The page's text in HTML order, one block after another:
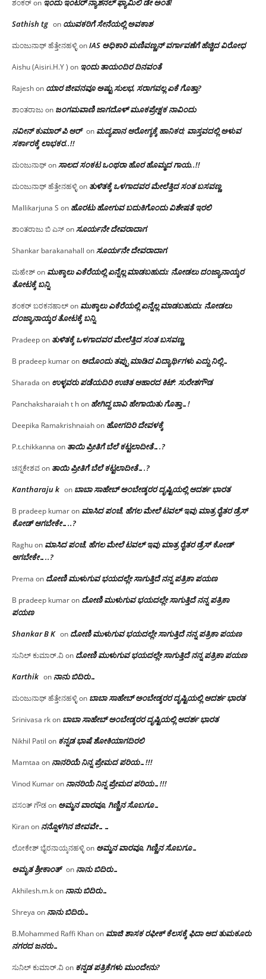
ಶಂಕರ್on ಇಂದು ಇಂಟರ್ ನ್ಯಾಶನಲ್ ಫ್ಯಾಮಿಲಿ ಡೇ ಅಂತೆ!
Sathish tg on ಯುವಕರಿಗೆ ಸೇನೆಯಲ್ಲಿ ಅವಕಾಶ
ಮಂಜುನಾಥ್ ಹೆತ್ತೇನಹಳ್ಳಿonIAS ಅಧಿಕಾರಿ ಮಣಿವಣ್ಣನ್ ವರ್ಗಾವಣೆಗೆ ಹೆಚ್ಚಿದ‌ ವಿರೋಧ
Aishu (Aisiri.H.Y ) on ಇಂದು ತಾಯಂದಿರ ದಿನವಂತೆ
Rajeshon ಯಾರ ಜೀವನವೂ ಅಷ್ಟು ಸುಲಭ, ಸರಾಗವಲ್ಲ ಏಕೆ ಗೊತ್ತಾ?
ಶಾಂತರಾಜುon ಜಂಗಮವಾಣಿ ಜಾಗದೊಳ್ ಮೂಕಪ್ರೇಕ್ಷಕ ನಾವಿಂದು
ನವೀನ್ ಕುಮಾರ್ ಪಿ ಆರ್ on ಮದ್ಯಪಾನ ಆರೋಗ್ಯಕ್ಕೆ ಹಾನಿಕರ; ವಾಸ್ತವದಲ್ಲಿ ಅಳುವ
ಸರ್ಕಾರಕ್ಕೆ ಲಾಭಕರ..!!
ಮಂಜುನಾಥ್onಸಾಲದ ಸಂಕಟ ಒಂಥರಾ ಹೊರ ಹೊಮ್ಮದ ಗಾಯ..!!
ಮಂಜುನಾಥ್ ಹೆತ್ತೇನಹಳ್ಳಿon ತುಳಿತಕ್ಕೆ ಒಳಗಾದವರ ಮೇಲೆತ್ತಿದ ಸಂತ ಬಸವಣ್ಣ
Mallikarjuna S on ಹೊರಟು ಹೋಗುವ ಬದುಕಿಗೊಂದು ವಿಶೇಷತೆ ಇರಲಿ
ಶಾಂತರಾಜು ಬಿ ಎಸ್onಸೂರ್ಯನೇ ದೇವರಾದಾಗ
Shankar barakanahall onಸೂರ್ಯನೇ ದೇವರಾದಾಗ
ಮಹೇಶ್on ಮುಕ್ಕಾಲು ಎಕೆರೆಯಲ್ಲಿ ಏನ್ನೆಲ್ಲ‌ ಮಾಡಬಹುದು: ನೋಡಲು ದಂಜ್ಯಾನಾಯ್ಕರ
ತೋಟಕ್ಕೆ ಬನ್ನಿ
ಶಂಕರ್ ಬರಕನಹಾಲ್on ಮುಕ್ಕಾಲು ಎಕೆರೆಯಲ್ಲಿ ಏನ್ನೆಲ್ಲ‌ ಮಾಡಬಹುದು: ನೋಡಲು
ದಂಜ್ಯಾನಾಯ್ಕರ ತೋಟಕ್ಕೆ ಬನ್ನಿ
Pradeepon ತುಳಿತಕ್ಕೆ ಒಳಗಾದವರ ಮೇಲೆತ್ತಿದ ಸಂತ ಬಸವಣ್ಣ
B pradeep kumaron ಅದೊಂದು ತಪ್ಪು ಮಾಡಿದ ವಿದ್ಯಾರ್ಥಿಗಳು ಎದ್ದು ನಿಲ್ಲಿ…
Sharada on ಉಳ್ಳವರು ಪಡೆಯದಿರಿ ಉಚಿತ ಆಹಾರದ ಕಿಟ್: ಸುರೇಶಗೌಡ
Panchaksharaiah t hon ಹೇಗಿದ್ದ ಬಾವಿ ಹೇಗಾಯಿತು ಗೊತ್ತಾ…!
Deepika Ramakrishnaiahon ಹೋಗದಿರಿ ದೇವಳಕ್ಕೆ
P.t.chikkanna on ತಾಯಿ ಪ್ರೀತಿಗೆ ಬೆಲೆ ಕಟ್ಟಲಾದೀತೆ….?
ಚನ್ನಕೇಶವon ತಾಯಿ ಪ್ರೀತಿಗೆ ಬೆಲೆ ಕಟ್ಟಲಾದೀತೆ….?
Kantharaju k on ಬಾಬಾ ಸಾಹೇಬ್ ಅಂಬೇಡ್ಕರರ ದೃಷ್ಟಿಯಲ್ಲಿ ಆದರ್ಶ ಭಾರತ
B pradeep kumaron ಮಾಸಿದ ಪಂಚೆ, ಹೆಗಲ ಮೇಲೆ ಟವಲ್‌ ಇವು ಮಾತ್ರ ರೈತರ ಡ್ರೆಸ್‌
ಕೋಡ್ ಆಗಬೇಕೇ…..?‌
Raghuon ಮಾಸಿದ ಪಂಚೆ, ಹೆಗಲ ಮೇಲೆ ಟವಲ್‌ ಇವು ಮಾತ್ರ ರೈತರ ಡ್ರೆಸ್‌ ಕೋಡ್
ಆಗಬೇಕೇ…..?‌
Prema on ದೋಣಿ ಮುಳುಗುವ ಭಯದಲ್ಲೇ ಸಾಗುತ್ತಿದೆ ನನ್ನ ಪತ್ರಿಕಾ ಪಯಣ
B pradeep kumaron ದೋಣಿ ಮುಳುಗುವ ಭಯದಲ್ಲೇ ಸಾಗುತ್ತಿದೆ ನನ್ನ ಪತ್ರಿಕಾ
ಪಯಣ
Shankar B K on ದೋಣಿ ಮುಳುಗುವ ಭಯದಲ್ಲೇ ಸಾಗುತ್ತಿದೆ ನನ್ನ ಪತ್ರಿಕಾ ಪಯಣ
ಸುನಿಲ್ ಕುಮಾರ್.ವಿon ದೋಣಿ ಮುಳುಗುವ ಭಯದಲ್ಲೇ ಸಾಗುತ್ತಿದೆ ನನ್ನ ಪತ್ರಿಕಾ ಪಯಣ
Karthik on ನಾನು ಬಿದಿರು…
ಮಂಜುನಾಥ್ ಹೆತ್ತೇನಹಳ್ಳಿon ಬಾಬಾ ಸಾಹೇಬ್ ಅಂಬೇಡ್ಕರರ ದೃಷ್ಟಿಯಲ್ಲಿ ಆದರ್ಶ ಭಾರತ
Srinivasa rkon ಬಾಬಾ ಸಾಹೇಬ್ ಅಂಬೇಡ್ಕರರ ದೃಷ್ಟಿಯಲ್ಲಿ ಆದರ್ಶ ಭಾರತ
Nikhil Patil on ಕನ್ನಡ ಭಾಷೆ ಶೋಕಿಯಾಗದಿರಲಿ
Mamtaa on ನಾನರಿಯೆ ನಿನ್ನ ಪ್ರೇಮದ ಪರಿಯ…!!!
Vinod Kumaron ನಾನರಿಯೆ ನಿನ್ನ ಪ್ರೇಮದ ಪರಿಯ…!!!
ವಸಂತ್ ಗೌಡon ಅಮ್ಮನ ವಾರವೂ, ಗಿಣ್ಣಿನ ಸೊಬಗೂ…
Kiranon ನನ್ನೊಳಗಿನ ಜೀವವೇ……
ಲೋಕೇಶ್ ಭೈರನಾಯ್ಕನಹಳ್ಳಿon ಅಮ್ಮನ ವಾರವೂ, ಗಿಣ್ಣಿನ ಸೊಬಗೂ…
ಅಮೃತ ಶ್ರೀಕಾಂತ್ on ನಾನು ಬಿದಿರು…
Akhilesh.m.kon ನಾನು ಬಿದಿರು…
Shreya on ನಾನು ಬಿದಿರು…
B.Mohammed Raffi Khanon ಮಾಜಿ ಶಾಸಕ ರಫೀಕ್ ಕೆಲಸಕ್ಕೆ ಫಿದಾ ಆದ ತುಮಕೂರು
ನಗರದ ಜನರು…
ಸುನಿಲ್ ಕುಮಾರ್.ವಿon ಕನ್ನಡ ಪತ್ರಿಕೆಗಳು ಮುಂದೇನು?